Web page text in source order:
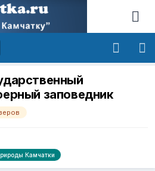
заповедник
Камчатки